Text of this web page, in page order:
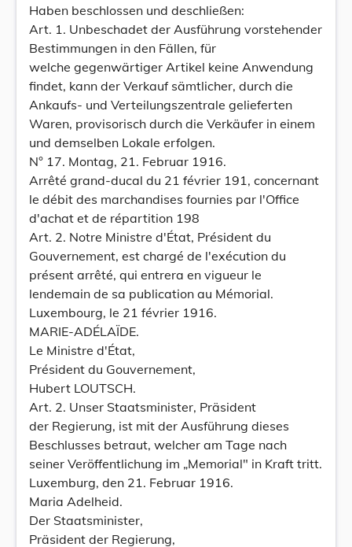
Haben beschlossen und deschließen:
Art. 1. Unbeschadet der Ausführung vorstehender
Bestimmungen in den Fällen, für
welche gegenwärtiger Artikel keine Anwendung
findet, kann der Verkauf sämtlicher, durch die
Ankaufs- und Verteilungszentrale gelieferten
Waren, provisorisch durch die Verkäufer in einem
und demselben Lokale erfolgen.
N° 17. Montag, 21. Februar 1916.
Arrêté grand-ducal du 21 février 191, concernant
le débit des marchandises fournies par l'Office
d'achat et de répartition 198
Art. 2. Notre Ministre d'État, Président du
Gouvernement, est chargé de l'exécution du
présent arrêté, qui entrera en vigueur le
lendemain de sa publication au Mémorial.
Luxembourg, le 21 février 1916.
MARIE-ADÉLAÏDE.
Le Ministre d'État,
Président du Gouvernement,
Hubert LOUTSCH.
Art. 2. Unser Staatsminister, Präsident
der Regierung, ist mit der Ausführung dieses
Beschlusses betraut, welcher am Tage nach
seiner Veröffentlichung im „Memorial" in Kraft tritt.
Luxemburg, den 21. Februar 1916.
Maria Adelheid.
Der Staatsminister,
Präsident der Regierung,